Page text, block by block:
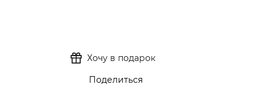
Хочу в подарок
Поделиться